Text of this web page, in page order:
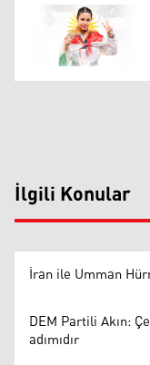
İlgili Konular
İran ile Umman
DEM Partili Akın:
adımıdır